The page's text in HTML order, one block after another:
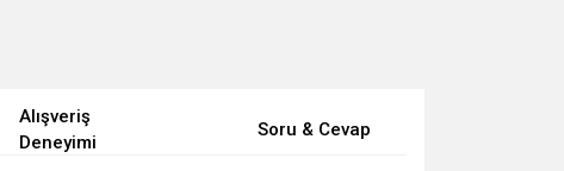
Alışveriş
Deneyimi
Soru & Cevap